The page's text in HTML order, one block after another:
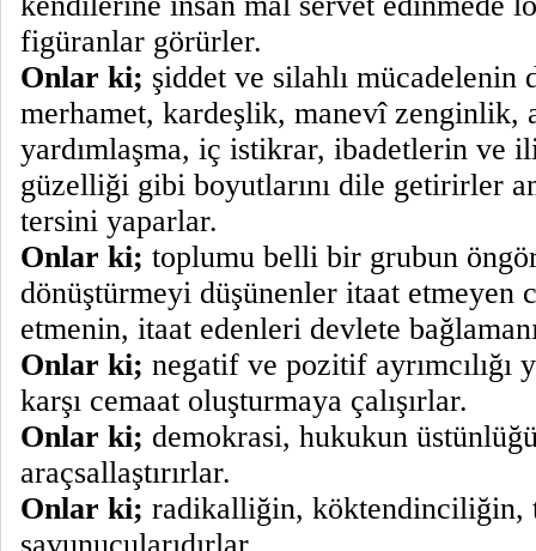
figüranlar görürler.
Onlar ki; şiddet ve silahlı mücadelenin
merhamet, kardeşlik, manevî zenginlik,
yardımlaşma, iç istikrar, ibadetlerin ve
güzelliği gibi boyutlarını dile getirirler
tersini yaparlar.
Onlar ki; toplumu belli bir grubun
dönüştürmeyi düşünenler itaat etmeyen
etmenin, itaat edenleri devlete
Onlar ki; negatif ve pozitif ayrımcılığı
karşı cemaat oluşturmaya çalışırlar.
Onlar ki; demokrasi, hukukun
araçsallaştırırlar.
Onlar ki; radikalliğin, köktendinciliğin,